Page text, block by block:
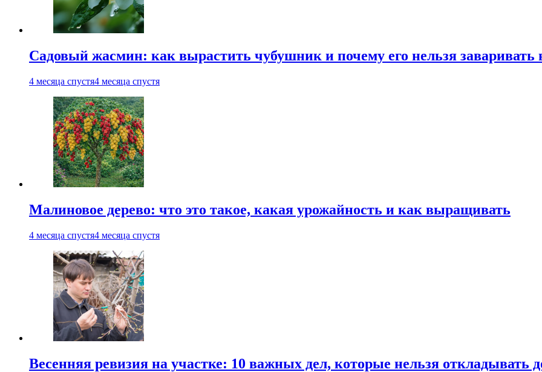
Садовый жасмин: как вырастить чубушник и почему его нельзя заваривать
4 месяца спустя4 месяца спустя
Малиновое дерево: что это такое, какая урожайность и как выращивать
4 месяца спустя4 месяца спустя
Весенняя ревизия на участке: 10 важных дел, которые нельзя откладывать